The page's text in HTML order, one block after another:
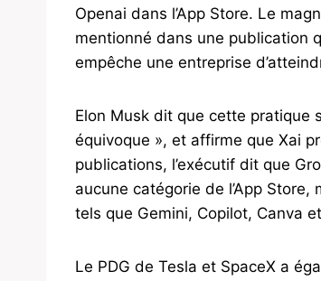
Openai dans l’App Store. Le
mentionné dans une publication
empêche une entreprise
Elon Musk dit que cette pratique
équivoque », et affirme que Xai
publications, l’exécutif dit que
aucune catégorie de l’App
tels que Gemini, Copilot, Canva
Le PDG de Tesla et SpaceX a